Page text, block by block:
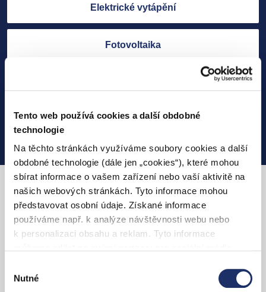
Tento web používá cookies a další obdobné
technologie
Na těchto stránkách využíváme soubory cookies a další
obdobné technologie (dále jen „cookies“), které mohou
sbírat informace o vašem zařízení nebo vaší aktivitě na
našich webových stránkách. Tyto informace mohou
představovat osobní údaje. Získané informace
používáme např. k analýze návštěvnosti webu nebo
k personalizaci obsahu a reklam. Tyto informace
s dalšími informacemi, které jste jim poskytli nebo které
souhlasu
Nutné
Elektrické vytápění
Fotovoltaika
S PRE dobijete svůj elektromobil
kdekoliv